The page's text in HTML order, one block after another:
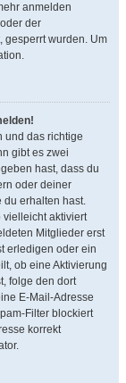
anmelden
der
gesperrt wurden. Um
und das richtige
gibt es zwei
hast, dass du
oder deiner
du erhalten hast.
vielleicht aktiviert
Mitglieder erst
erledigen oder ein
ob eine Aktivierung
folge den dort
E-Mail-Adresse
Filter blockiert
korrekt